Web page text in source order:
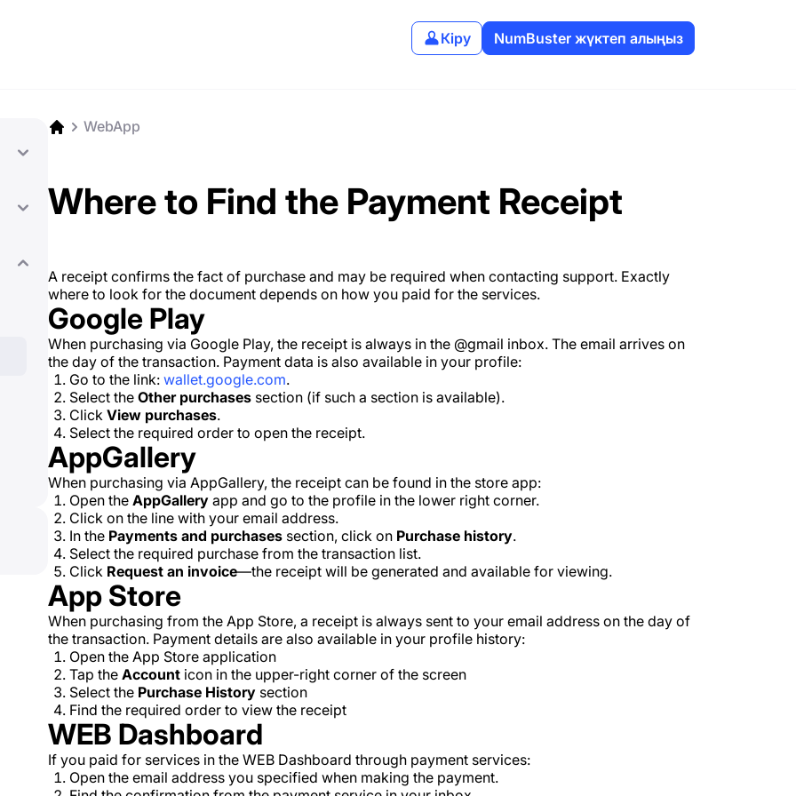
Кіру NumBuster жүктеп алыңыз
WebApp
Where to Find the Payment Receipt
A receipt confirms the fact of purchase and may be required when contacting support. Exactly
where to look for the document depends on how you paid for the services.
Google Play
When purchasing via Google Play, the receipt is always in the @gmail inbox. The email arrives on
the day of the transaction. Payment data is also available in your profile:
Go to the link: wallet.google.com.
Select the Other purchases section (if such a section is available).
Click View purchases.
Select the required order to open the receipt.
AppGallery
When purchasing via AppGallery, the receipt can be found in the store app:
Open the AppGallery app and go to the profile in the lower right corner.
Click on the line with your email address.
In the Payments and purchases section, click on Purchase history.
Select the required purchase from the transaction list.
Click Request an invoice—the receipt will be generated and available for viewing.
App Store
When purchasing from the App Store, a receipt is always sent to your email address on the day of
the transaction. Payment details are also available in your profile history:
Open the App Store application
Tap the Account icon in the upper-right corner of the screen
Select the Purchase History section
Find the required order to view the receipt
WEB Dashboard
If you paid for services in the WEB Dashboard through payment services:
Open the email address you specified when making the payment.